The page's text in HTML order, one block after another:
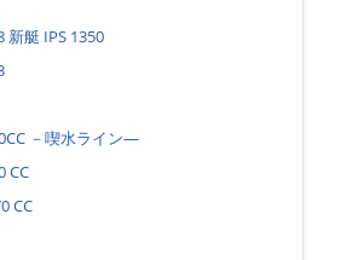
新艇 IPS 1350
－喫水ライン―
CC
CC